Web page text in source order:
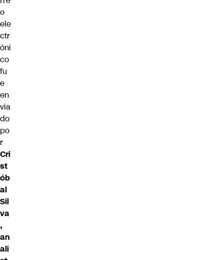
o
ele
ctr
óni
co
fu
e
en
via
do
po
r
Cri
st
ób
al
Sil
va
,
an
ali